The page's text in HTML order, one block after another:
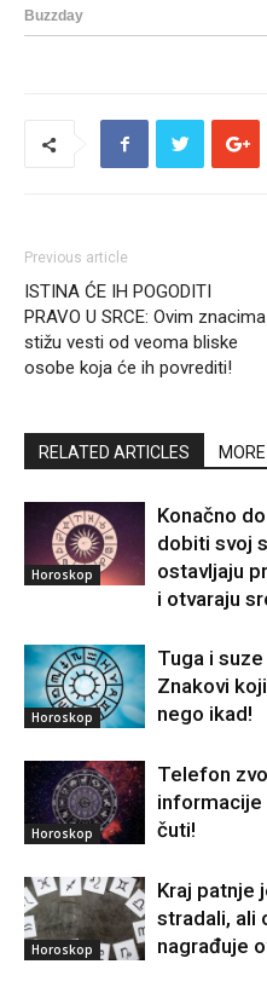
Previous article
ISTINA ĆE IH POGODITI
PRAVO U SRCE: Ovim znacima
stižu vesti od veoma bliske
osobe koja će ih povrediti!
RELATED ARTICLES
Horoskop
Konačno
dobiti svoj
ostavljaju
i otvaraju
Horoskop
Tuga i
Znakovi
nego ikad!
Horoskop
Telefon
informacije
čuti!
Horoskop
Kraj patnje
stradali, ali
nagrađuje